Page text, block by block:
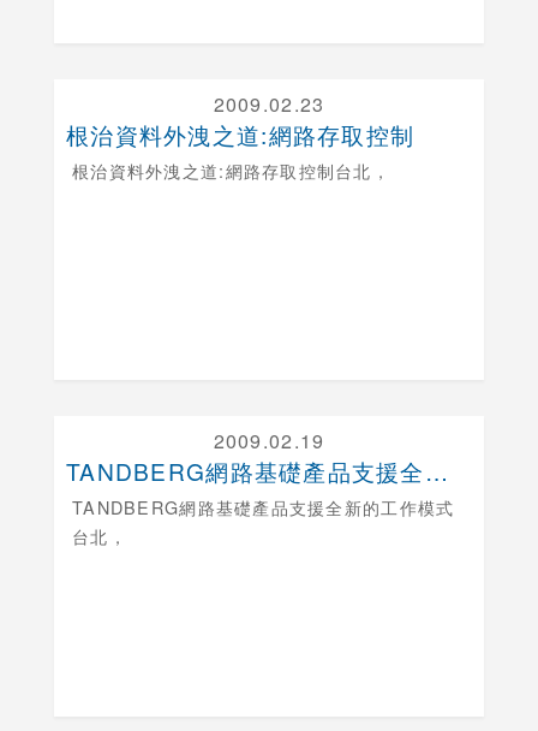
2009.02.23
根治資料外洩之道:網路存取控制
根治資料外洩之道:網路存取控制台北，
2009.02.19
TANDBERG網路基礎產品支援全新的工作模式
TANDBERG網路基礎產品支援全新的工作模式
台北，